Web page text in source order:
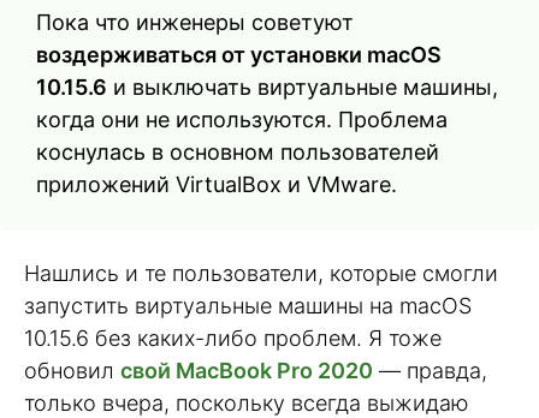
Пока что инженеры советуют
воздерживаться от установки macOS
10.15.6 и выключать виртуальные машины,
когда они не используются. Проблема
коснулась в основном пользователей
приложений VirtualBox и VMware.
Нашлись и те пользователи, которые смогли
запустить виртуальные машины на macOS
10.15.6 без каких-либо проблем. Я тоже
обновил свой MacBook Pro 2020 — правда,
только вчера, поскольку всегда выжидаю